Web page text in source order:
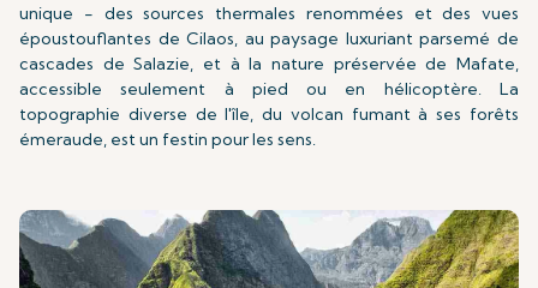
unique - des sources thermales renommées et des vues
époustouflantes de Cilaos, au paysage luxuriant parsemé de
cascades de Salazie, et à la nature préservée de Mafate,
accessible seulement à pied ou en hélicoptère. La
topographie diverse de l'île, du volcan fumant à ses forêts
émeraude, est un festin pour les sens.